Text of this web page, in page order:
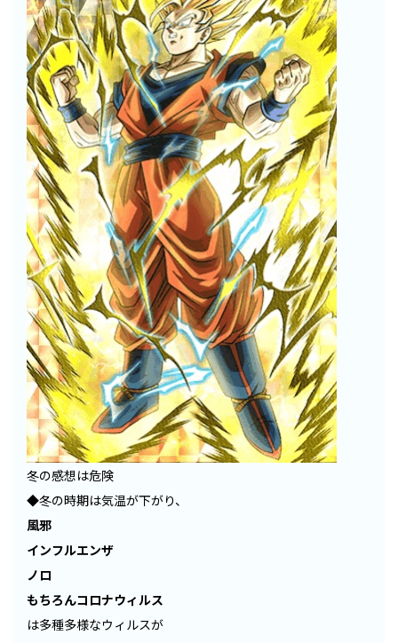
冬の感想は危険
◆冬の時期は気温が下がり、
風邪
インフルエンザ
ノロ
もちろんコロナウィルス
は多種多様なウィルスが